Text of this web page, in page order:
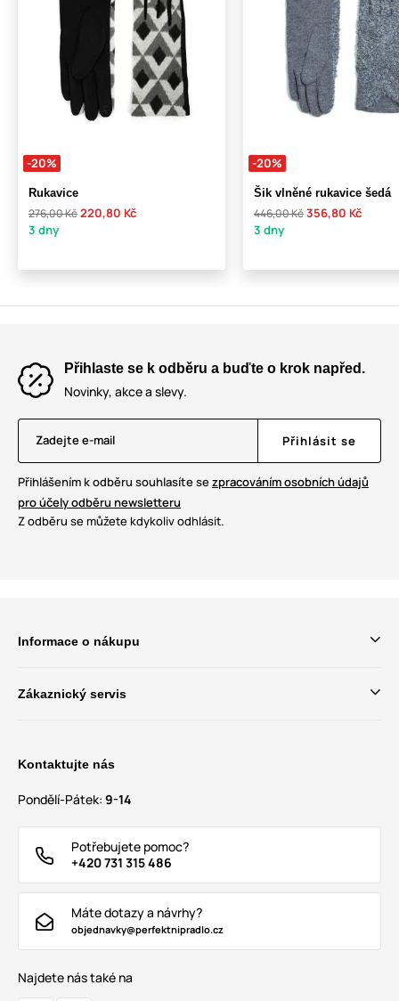
-20%
Rukavice
276,00 Kč220,80 Kč
3 dny
-20%
Šik vlněné rukavice šedá
446,00 Kč356,80 Kč
3 dny
Přihlaste se k odběru a buďte o krok napřed.
Novinky, akce a slevy.
Zadejte e-mail Přihlásit se
Přihlášením k odběru souhlasíte sezpracováním osobních údajů
pro účely odběru newsletteru
Z odběru se můžete kdykoliv odhlásit.
Informace o nákupu
Zákaznický servis
Kontaktujte nás
Pondělí-Pátek: 9-14
Potřebujete pomoc?
+420 731 315 486
Máte dotazy a návrhy?
objednavky@perfektnipradlo.cz
Najdete nás také na